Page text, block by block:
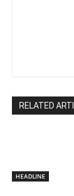
RELATED
HEADLINE